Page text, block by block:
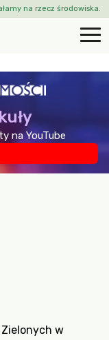
na rzecz środowiska.
na YouTube
w